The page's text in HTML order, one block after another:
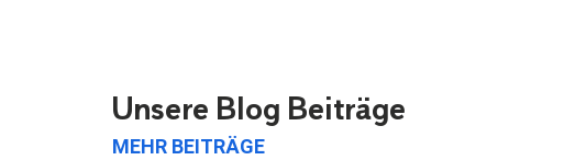
Unsere Blog Beiträge
MEHR BEITRÄGE